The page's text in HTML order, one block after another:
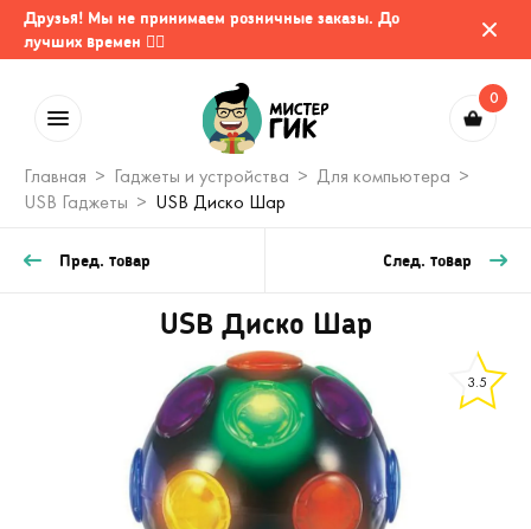
Друзья! Мы не принимаем розничные заказы. До
лучших времен 🤷‍♂️
0
Главная Гаджеты и устройства
Для компьютера
USB Гаджеты
USB Диско Шар
Пред. товар След. товар
USB Диско Шар
3.5